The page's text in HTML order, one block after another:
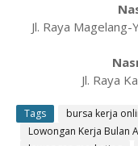
Jl. Raya
Jl. Raya
Tags bursa kerja
Lowongan Kerja Bulan